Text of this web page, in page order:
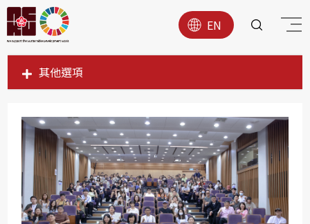
EN
其他選項
SDG1
SDG3
SDG4
SDG5
SDG6